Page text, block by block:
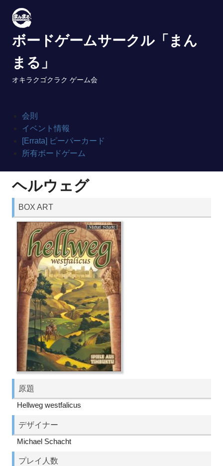
content
ボードゲームサークル「まん
まる」
オキラクゴクラク ゲーム会
会則
イベント情報
[Errata] ピーパーカード
所有ボードゲーム
ヘルウェグ
BOX ART
原題
Hellweg westfalicus
デザイナー
Michael Schacht
プレイ人数